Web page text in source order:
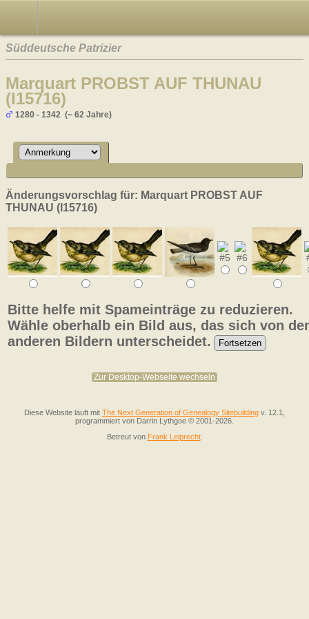
Süddeutsche Patrizier
Marquart PROBST AUF THUNAU
(I15716)
1280 - 1342 (~ 62 Jahre)
Änderungsvorschlag für: Marquart PROBST AUF
THUNAU (I15716)
Bitte helfe mit Spameinträge zu reduzieren.
Wähle oberhalb ein Bild aus, das sich von
anderen Bildern unterscheidet.
Zur Desktop-Webseite wechseln
Diese Website läuft mit The Next Generation of Genealogy Sitebuilding v. 12.1,
programmiert von Darrin Lythgoe © 2001-2026.
Betreut von Frank Leiprecht.